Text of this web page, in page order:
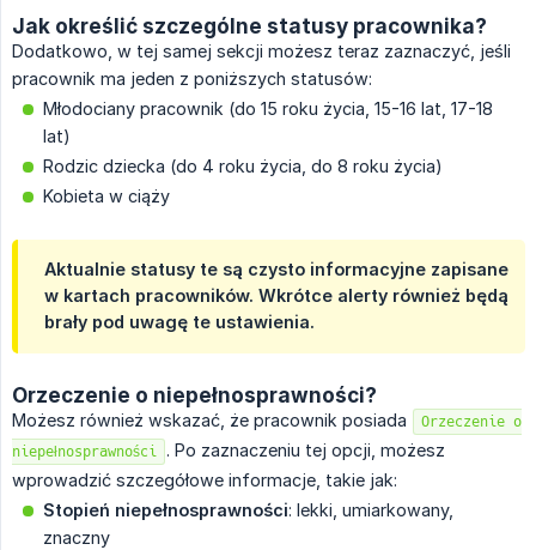
Jak określić szczególne statusy pracownika?
Dodatkowo, w tej samej sekcji możesz teraz zaznaczyć, jeśli
pracownik ma jeden z poniższych statusów:
Młodociany pracownik (do 15 roku życia, 15-16 lat, 17-18
lat)
Rodzic dziecka (do 4 roku życia, do 8 roku życia)
Kobieta w ciąży
Aktualnie statusy te są czysto informacyjne zapisane
w kartach pracowników. Wkrótce alerty również będą
brały pod uwagę te ustawienia.
Orzeczenie o niepełnosprawności?
Możesz również wskazać, że pracownik posiada
Orzeczenie o
niepełnosprawności . Po zaznaczeniu tej opcji, możesz
wprowadzić szczegółowe informacje, takie jak:
Stopień niepełnosprawności: lekki, umiarkowany,
znaczny